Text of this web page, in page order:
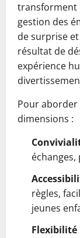
transforment
gestion des
de surprise
résultat de
expérience
Pour aborder
dimensions :
échanges,
règles,
jeunes
Flexibilité